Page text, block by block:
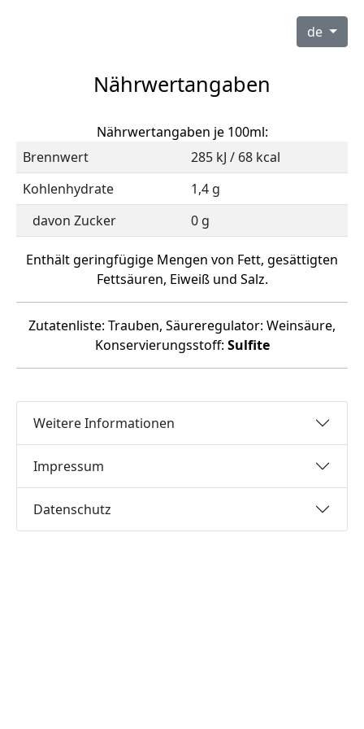
de
Nährwertangaben
Nährwertangaben je 100ml:
Brennwert
285 kJ / 68 kcal
Kohlenhydrate
1,4 g
davon Zucker
0 g
Enthält geringfügige Mengen von Fett, gesättigten
Fettsäuren, Eiweiß und Salz.
Zutatenliste: Trauben, Säureregulator: Weinsäure,
Konservierungsstoff: Sulfite
Weitere Informationen
Impressum
Datenschutz